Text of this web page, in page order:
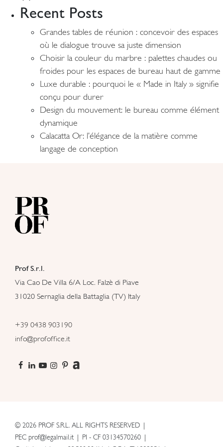
Recent Posts
Grandes tables de réunion : concevoir des espaces
où le dialogue trouve sa juste dimension
Choisir la couleur du marbre : palettes chaudes ou
froides pour les espaces de bureau haut de gamme
Luxe durable : pourquoi le « Made in Italy » signifie
conçu pour durer
Design du mouvement: le bureau comme élément
dynamique
Calacatta Or: l’élégance de la matière comme
langage de conception
Prof S.r.l.
Via Cao De Villa 6/A Loc. Falzè di Piave
31020 Sernaglia della Battaglia (TV) Italy
+39 0438 903190
info@profoffice.it
© 2026 PROF S.R.L. ALL RIGHTS RESERVED
PEC prof@legalmail.it
PI - CF 03134570260